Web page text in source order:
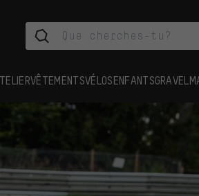
VÊTEMENTSVÉLOSENFANTSGRAVEL